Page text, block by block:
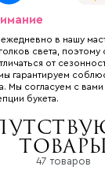
в нашу
света, поэтому
от
гарантируем
Мы согласуем с
букета.
товары
47 товаров